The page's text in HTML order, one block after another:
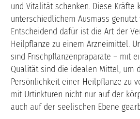
und Vitalität schenken. Diese Kräfte
unterschiedlichem Ausmass genutzt
Entscheidend dafür ist die Art der
Heilpflanze zu einem Arzneimittel.
sind Frischpflanzenpräparate – mit
Qualität sind die idealen Mittel, um
Persönlichkeit einer Heilpflanze zu
mit Urtinkturen nicht nur auf der
auch auf der seelischen Ebene